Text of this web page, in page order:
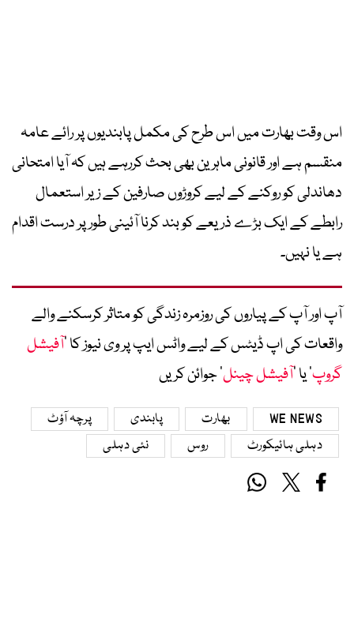
اس وقت بھارت میں اس طرح کی مکمل پابندیوں پر رائے عامہ
منقسم ہے اور قانونی ماہرین بھی بحث کررہے ہیں کہ آیا امتحانی
دھاندلی کو روکنے کے لیے کروڑوں صارفین کے زیر استعمال
رابطے کے ایک بڑے ذریعے کو بند کرنا آئینی طور پر درست اقدام
ہے یا نہیں۔
آپ اور آپ کے پیاروں کی روزمرہ زندگی کو متاثر کرسکنے والے
واقعات کی اپ ڈیٹس کے لیے واٹس ایپ پر وی نیوز کا ’آفیشل
گروپ‘ یا ’آفیشل چینل‘ جوائن کریں
WE NEWS بھارت پابندی
پرچہ آؤٹ
دہلی ہائیکورٹ
روس نئی دہلی